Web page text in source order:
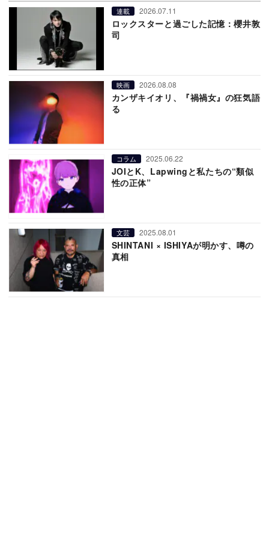
連載 2026.07.11
ロックスターと過ごした記憶：櫻井敦
司
映画 2026.08.08
カンザキイオリ、『禍禍女』の狂気語
る
コラム 2025.06.22
JOIとK、Lapwingと私たちの“類似
性の正体”
文芸 2025.08.01
SHINTANI × ISHIYAが明かす、噂の
真相